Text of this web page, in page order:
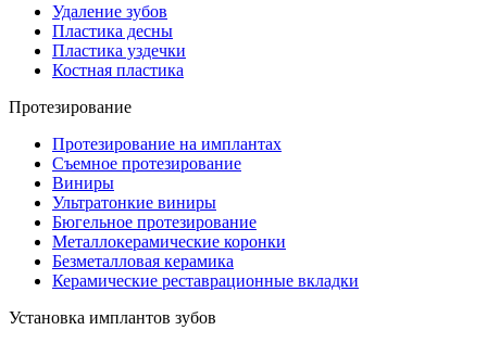
Удаление зубов
Пластика десны
Пластика уздечки
Костная пластика
Протезирование
Протезирование на имплантах
Съемное протезирование
Виниры
Ультратонкие виниры
Бюгельное протезирование
Металлокерамические коронки
Безметалловая керамика
Керамические реставрационные вкладки
Установка имплантов зубов